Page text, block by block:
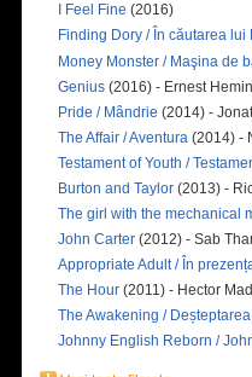
I Feel Fine (2016)
Finding Dory / În căutarea lui
Money Monster / Maşina de
Genius (2016) - Ernest
Pride / Mândrie (2014) -
The Affair / Aventura (2014) -
Testament of Youth /
Burton and Taylor (2013) -
The girl with the mechanical
John Carter (2012) - Sab
Appropriate Adult / În
The Hour (2011) - Hector
The Awakening / Deșteptarea
Johnny English Reborn /